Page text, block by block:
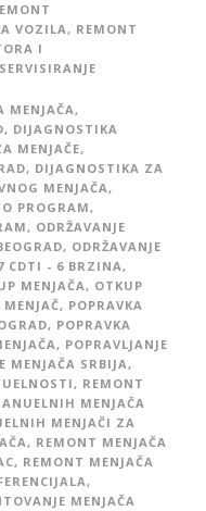
VOZILA, REMONT
I
SERVISIRANJE
MENJAČA,
, DIJAGNOSTIKA
MENJAČE,
, DIJAGNOSTIKA ZA
MENJAČA,
PROGRAM,
, ODRŽAVANJE
, ODRŽAVANJE
CDTI - 6 BRZINA,
MENJAČA, OTKUP
, POPRAVKA
, POPRAVKA
, POPRAVLJANJE
MENJAČA SRBIJA,
, REMONT
MENJAČA
MENJAČI ZA
, REMONT MENJAČA
, REMONT MENJAČA
,
MENJAČA